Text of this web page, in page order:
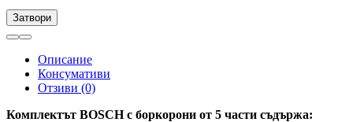
Затвори
Описание
Консумативи
Отзиви (0)
Комплектът BOSCH с боркорони от 5 части съдържа: